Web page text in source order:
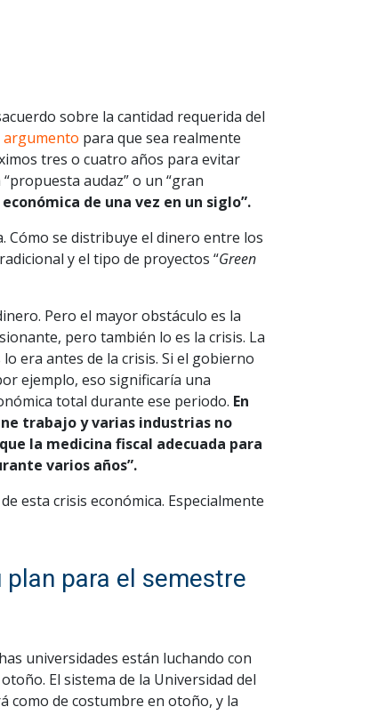
sobre la cantidad requerida del
para que sea realmente
tres o cuatro años para evitar
audaz” o un “gran
de una vez en un siglo”.
Cómo se distribuye el dinero entre los
y el tipo de proyectos “Green
Pero el mayor obstáculo es la
pero también lo es la crisis. La
lo era antes de la crisis. Si el gobierno
ejemplo, eso significaría una
total durante ese periodo. En
trabajo y varias industrias no
la medicina fiscal adecuada para
varios años”.
esta crisis económica. Especialmente
para el semestre
universidades están luchando con
El sistema de la Universidad del
como de costumbre en otoño, y la